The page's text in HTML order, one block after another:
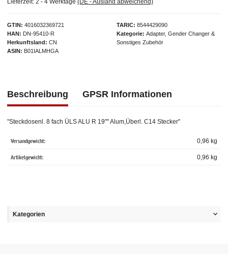
GTIN 4016032369721
HAN
DN-95410-R
Herkunftsland
CN
ASIN
B01IALMHGA
TARIC
8544429090
Kategorie
Adapter, Gender Changer &
Sonstiges Zubehör
Lieferzeit: 2 - 4 Werktage (DE - Ausland abweichend)
Beschreibung GPSR Informationen
"Steckdosenl. 8 fach ÜLS ALU R 19"" Alum,Überl. C14 Stecker"
Versandgewicht: 0,96 kg
Artikelgewicht: 0,96 kg
Kategorien